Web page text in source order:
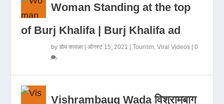
Woman Standing at the top
of Burj Khalifa | Burj Khalifa ad
byडोम कावळा |ऑगस्ट 15, 2021 |Tourism ,Viral Videos |0
Vishrambaug Wada विश्रामबाग